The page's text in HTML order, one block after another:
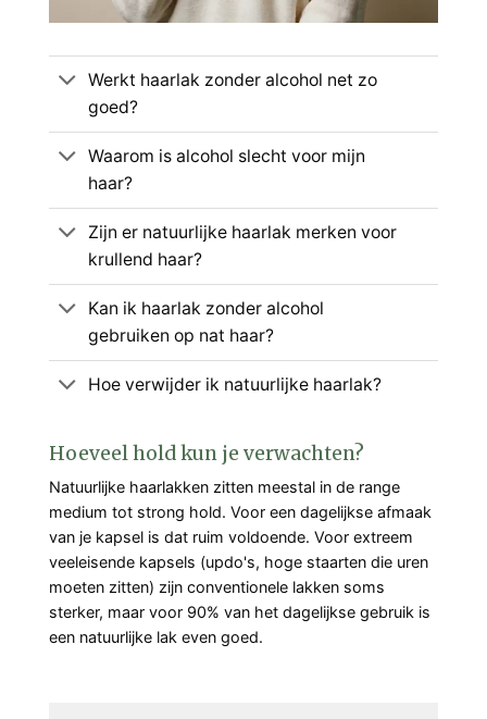
Werkt haarlak zonder alcohol net zo
goed?
Waarom is alcohol slecht voor mijn
haar?
Zijn er natuurlijke haarlak merken voor
krullend haar?
Kan ik haarlak zonder alcohol
gebruiken op nat haar?
Hoe verwijder ik natuurlijke haarlak?
Hoeveel hold kun je verwachten?
Natuurlijke haarlakken zitten meestal in de range
medium tot strong hold. Voor een dagelijkse afmaak
van je kapsel is dat ruim voldoende. Voor extreem
veeleisende kapsels (updo's, hoge staarten die uren
moeten zitten) zijn conventionele lakken soms
sterker, maar voor 90% van het dagelijkse gebruik is
een natuurlijke lak even goed.